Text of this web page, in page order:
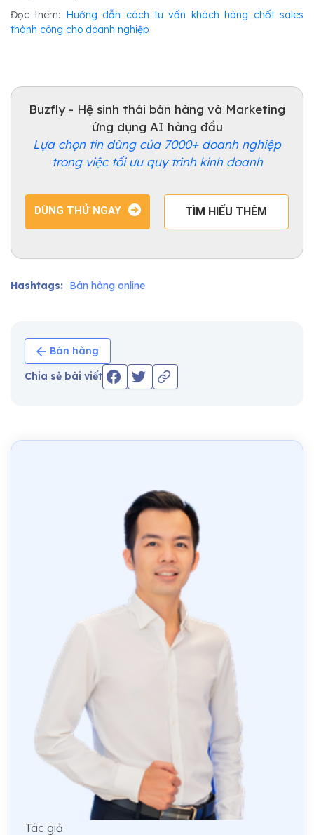
Đọc thêm: Hướng dẫn cách tư vấn khách hàng chốt sales
thành công cho doanh nghiệp
Buzfly - Hệ sinh thái bán hàng và Marketing
ứng dụng AI hàng đầu
Lựa chọn tin dùng của 7000+ doanh nghiệp
trong việc tối ưu quy trình kinh doanh
DÙNG THỬ NGAY TÌM HIỂU THÊM
Hashtags: Bán hàng online
Bán hàng
Chia sẻ bài viết
Tác giả